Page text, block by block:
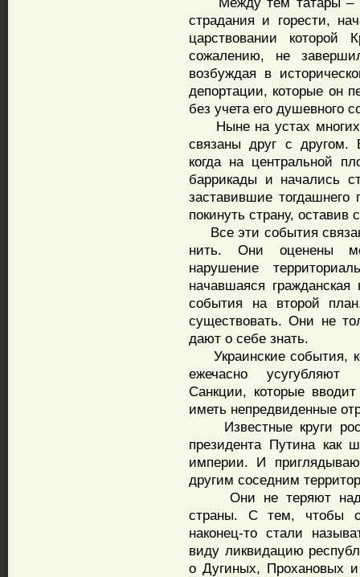
страдания и горести,
царствовании
сожалению, не
возбуждая в
депортации, которые он
без учета его душевного
Ныне на устах многих
связаны друг с другом.
когда на центральной
баррикады и начались
заставившие тогдашнего
покинуть страну,
Все эти события
нить. Они оценены
нарушение
начавшаяся
события на второй
существовать. Они не
дают о себе знать.
Украинские события,
ежечасно усугубляют
Санкции, которые
иметь непредвиденные
Известные круги
президента Путина как
империи. И
другим соседним
Они не теряют
страны. С тем, чтобы
наконец-то стали
виду ликвидацию
о Дугиных, Прохановых